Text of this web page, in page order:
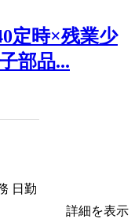
定時×残業少
部品...
日勤
詳細を表示